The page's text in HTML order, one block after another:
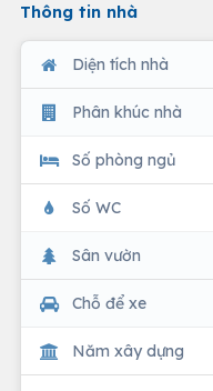
Thông tin nhà
Diện tích nhà
Phân khúc nhà
Số phòng ngủ
Số WC
Sân vườn
Chỗ để xe
Năm xây dựng